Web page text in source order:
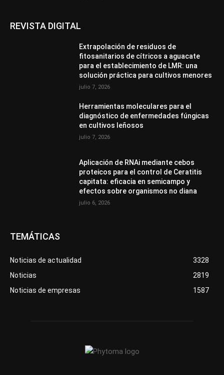
REVISTA DIGITAL
Extrapolación de residuos de
fitosanitarios de cítricos a aguacate
para el establecimiento de LMR: una
solución práctica para cultivos menores
julio 7, 2026
Herramientas moleculares para el
diagnóstico de enfermedades fúngicas
en cultivos leñosos
julio 7, 2026
Aplicación de RNAi mediante cebos
proteicos para el control de Ceratitis
capitata: eficacia en semicampo y
efectos sobre organismos no diana
julio 6, 2026
TEMÁTICAS
Noticias de actualidad
3328
Noticias
2819
Noticias de empresas
1587